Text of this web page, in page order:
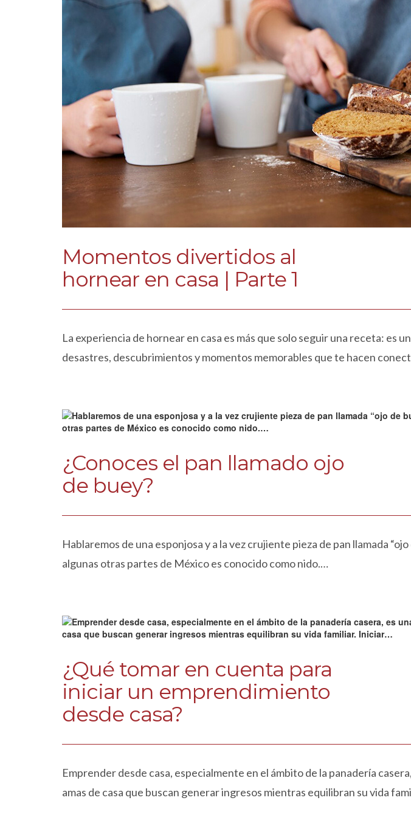
Momentos divertidos al
hornear en casa | Parte 1
La experiencia de hornear en casa es más que solo seguir una receta: es
desastres, descubrimientos y momentos memorables que te hacen
¿Conoces el pan llamado ojo
de buey?
Hablaremos de una esponjosa y a la vez crujiente pieza de pan llamada “ojo
algunas otras partes de México es conocido como nido.…
¿Qué tomar en cuenta para
iniciar un emprendimiento
desde casa?
Emprender desde casa, especialmente en el ámbito de la panadería
amas de casa que buscan generar ingresos mientras equilibran su vida